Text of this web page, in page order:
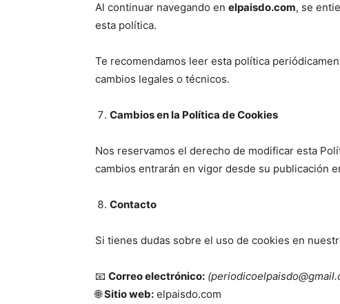
Al continuar navegando en elpaisdo.com, se
esta política.
Te recomendamos leer esta política
cambios legales o técnicos.
Cambios en la Política de Cookies
Nos reservamos el derecho de modificar esta
cambios entrarán en vigor desde su publicación
Contacto
Si tienes dudas sobre el uso de cookies en
📧 Correo electrónico:
🌐Sitio web: elpaisdo.com